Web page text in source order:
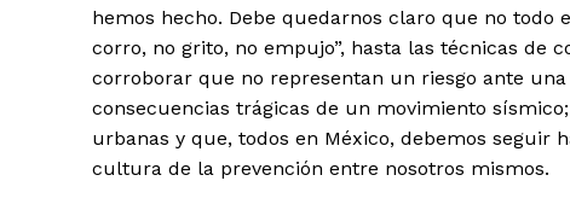
hemos hecho. Debe quedarnos claro que no
corro, no grito, no empujo”, hasta las técnicas de
corroborar que no representan un riesgo ante
consecuencias trágicas de un movimiento
urbanas y que, todos en México, debemos seguir
cultura de la prevención entre nosotros mismos.